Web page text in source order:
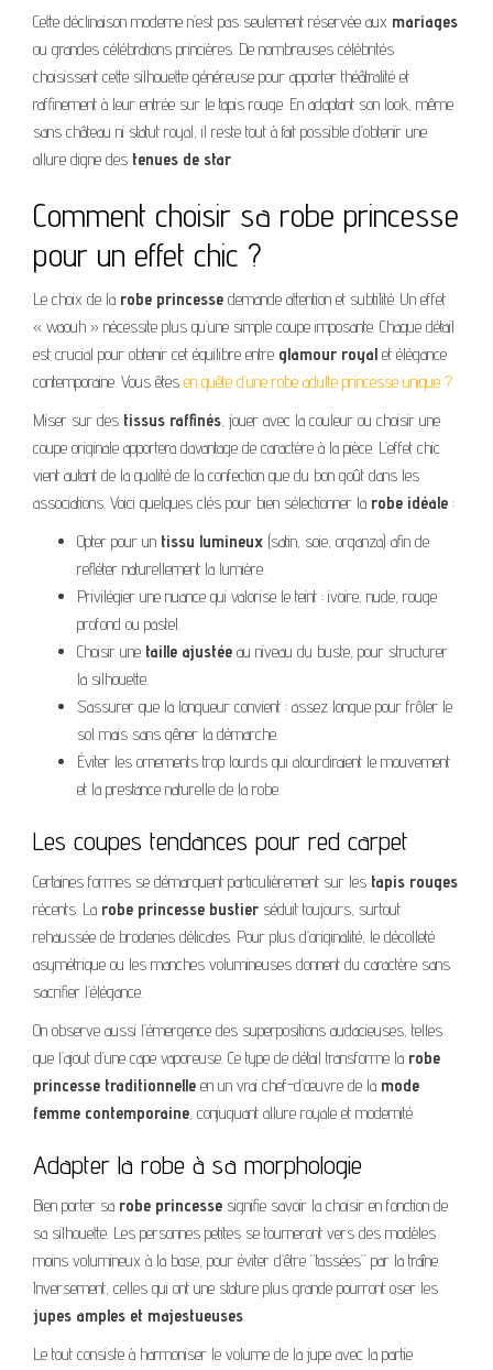
Cette déclinaison moderne n’est pas seulement réservée aux mariages
ou grandes célébrations princières. De nombreuses célébrités
choisissent cette silhouette généreuse pour apporter théâtralité et
raffinement à leur entrée sur le tapis rouge. En adaptant son look, même
sans château ni statut royal, il reste tout à fait possible d’obtenir une
allure digne des tenues de star.
Comment choisir sa robe princesse
pour un effet chic ?
Le choix de la robe princesse demande attention et subtilité. Un effet
« waouh » nécessite plus qu’une simple coupe imposante. Chaque détail
est crucial pour obtenir cet équilibre entre glamour royal et élégance
contemporaine. Vous êtes en quête d’une robe adulte princesse unique ?
Miser sur des tissus raffinés, jouer avec la couleur ou choisir une
coupe originale apportera davantage de caractère à la pièce. L’effet chic
vient autant de la qualité de la confection que du bon goût dans les
associations. Voici quelques clés pour bien sélectionner la robe idéale :
Opter pour un tissu lumineux (satin, soie, organza) afin de
refléter naturellement la lumière.
Privilégier une nuance qui valorise le teint : ivoire, nude, rouge
profond ou pastel.
Choisir une taille ajustée au niveau du buste, pour structurer
la silhouette.
S’assurer que la longueur convient : assez longue pour frôler le
sol mais sans gêner la démarche.
Éviter les ornements trop lourds qui alourdiraient le mouvement
et la prestance naturelle de la robe.
Les coupes tendances pour red carpet
Certaines formes se démarquent particulièrement sur les tapis rouges
récents. La robe princesse bustier séduit toujours, surtout
rehaussée de broderies délicates. Pour plus d’originalité, le décolleté
asymétrique ou les manches volumineuses donnent du caractère sans
sacrifier l’élégance.
On observe aussi l’émergence des superpositions audacieuses, telles
que l’ajout d’une cape vaporeuse. Ce type de détail transforme la robe
princesse traditionnelle en un vrai chef-d’œuvre de la mode
femme contemporaine, conjuguant allure royale et modernité.
Adapter la robe à sa morphologie
Bien porter sa robe princesse signifie savoir la choisir en fonction de
sa silhouette. Les personnes petites se tourneront vers des modèles
moins volumineux à la base, pour éviter d’être “tassées” par la traîne.
Inversement, celles qui ont une stature plus grande pourront oser les
jupes amples et majestueuses.
Le tout consiste à harmoniser le volume de la jupe avec la partie